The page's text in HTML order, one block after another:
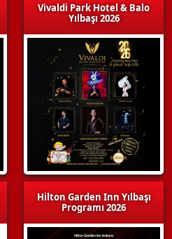
Vivaldi Park Hotel & Balo
Yılbaşı 2026
Hilton Garden Inn Yılbaşı
Programı 2026